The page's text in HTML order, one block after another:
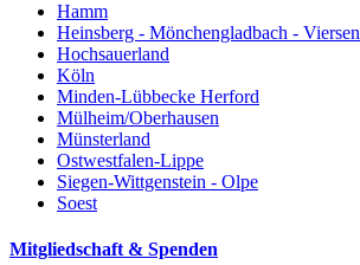
Hamm
Heinsberg - Mönchengladbach - Viersen
Hochsauerland
Köln
Minden-Lübbecke Herford
Mülheim/Oberhausen
Münsterland
Ostwestfalen-Lippe
Siegen-Wittgenstein - Olpe
Soest
Mitgliedschaft & Spenden